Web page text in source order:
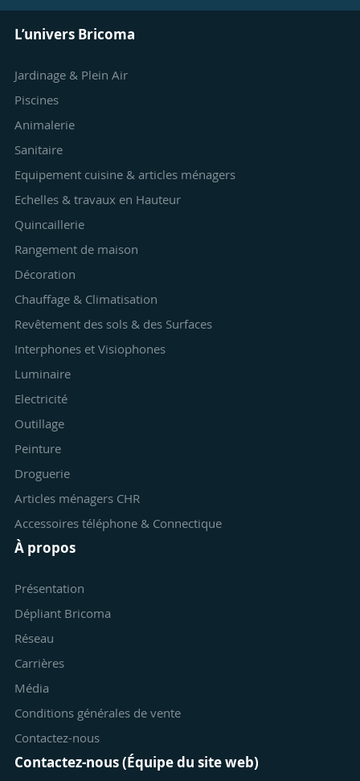
L’univers Bricoma
Jardinage & Plein Air
Piscines
Animalerie
Sanitaire
Equipement cuisine & articles ménagers
Echelles & travaux en Hauteur
Quincaillerie
Rangement de maison
Décoration
Chauffage & Climatisation
Revêtement des sols & des Surfaces
Interphones et Visiophones
Luminaire
Electricité
Outillage
Peinture
Droguerie
Articles ménagers CHR
Accessoires téléphone & Connectique
À propos
Présentation
Dépliant Bricoma
Réseau
Carrières
Média
Conditions générales de vente
Contactez-nous
Contactez-nous (Équipe du site web)